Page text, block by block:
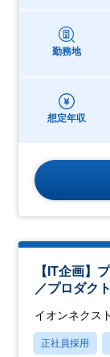
勤務地
想定年収
【IT企画】
／プロダク
イオンネクス
正社員採用